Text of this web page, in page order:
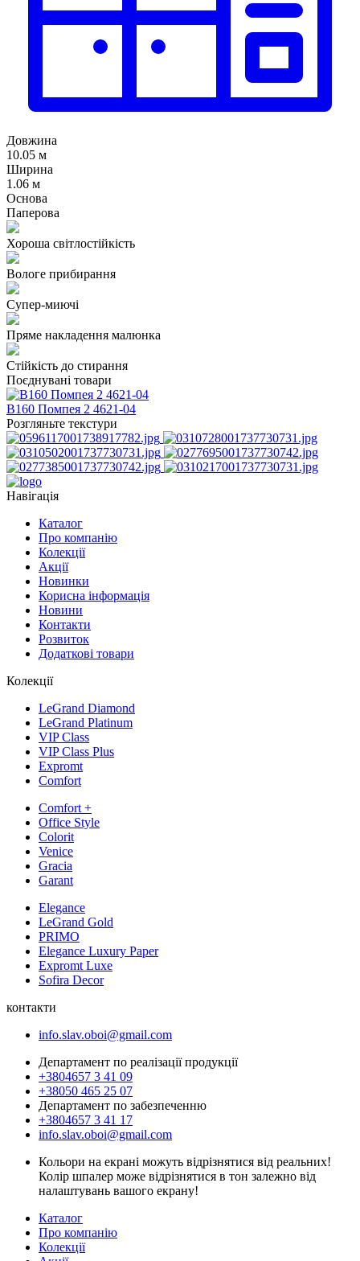
Довжина
10.05 м
Ширина
1.06 м
Основа
Паперова
Хороша світлостійкість
Вологе прибирання
Супер-миючі
Пряме накладення малюнка
Стійкість до стирання
Поєднувані товари
В160 Помпея 2 4621-04
Розгляньте текстури
Навігація
Каталог
Про компанію
Колекції
Акції
Новинки
Корисна інформація
Новини
Контакти
Розвиток
Додаткові товари
Колекції
LeGrand Diamond
LeGrand Platinum
VIP Class
VIP Class Plus
Expromt
Comfort
Comfort +
Office Style
Colorit
Venice
Gracia
Garant
Elegance
LeGrand Gold
PRIMO
Elegance Luxury Paper
Expromt Luxe
Sofira Decor
контакти
info.slav.oboi@gmail.com
Департамент по реалізації продукції
+3804657 3 41 09
+38050 465 25 07
Департамент по забезпеченню
+3804657 3 41 17
info.slav.oboi@gmail.com
Кольори на екрані можуть відрізнятися від реальних!
Колір шпалер може відрізнятися в тон залежно від
налаштувань вашого екрану!
Каталог
Про компанію
Колекції